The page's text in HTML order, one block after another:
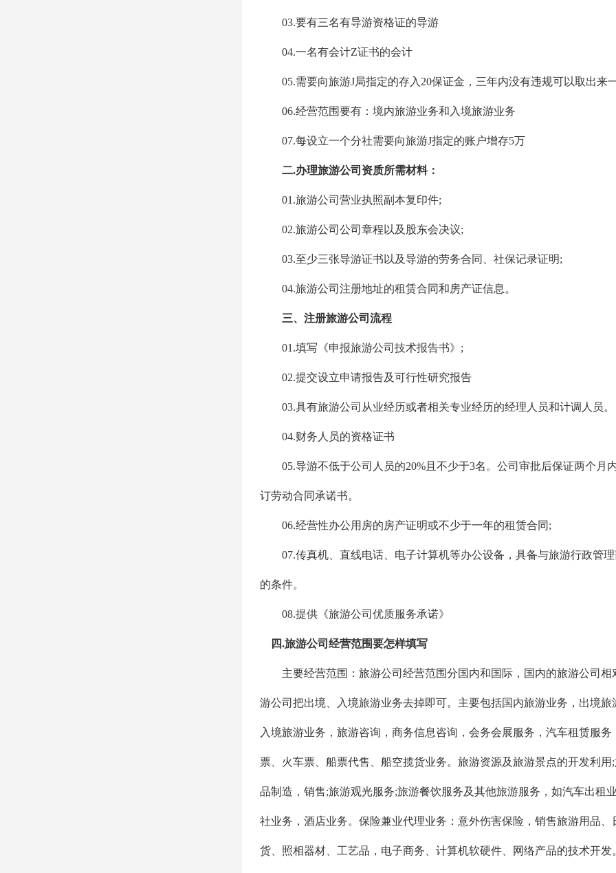
03.要有三名有导游资格证的导游
04.一名有会计Z证书的会计
05.需要向旅游J局指定的存入20保证金，三年内没有违规可以取出来
06.经营范围要有：境内旅游业务和入境旅游业务
07.每设立一个分社需要向旅游J指定的账户增存5万
二.办理旅游公司资质所需材料：
01.旅游公司营业执照副本复印件;
02.旅游公司公司章程以及股东会决议;
03.至少三张导游证书以及导游的劳务合同、社保记录证明;
04.旅游公司注册地址的租赁合同和房产证信息。
三、注册旅游公司流程
01.填写《申报旅游公司技术报告书》 ;
02.提交设立申请报告及可行性研究报告
03.具有旅游公司从业经历或者相关专业经历的经理人员和计调人员。
04.财务人员的资格证书
05.导游不低于公司人员的20%且不少于3名。公司审批后保证两个月
订劳动合同承诺书。
06.经营性办公用房的房产证明或不少于一年的租赁合同 ;
07.传真机、直线电话、电子计算机等办公设备，具备与旅游行政管
的条件。
08.提供《旅游公司优质服务承诺》
四.旅游公司经营范围要怎样填写
主要经营范围：旅游公司经营范围分国内和国际，国内的旅游公司相
游公司把出境、入境旅游业务去掉即可。主要包括国内旅游业务，出境旅
入境旅游业务，旅游咨询，商务信息咨询，会务会展服务，汽车租赁服务
票、火车票、船票代售、船空揽货业务。旅游资源及旅游景点的开发利用
品制造，销售;旅游观光服务;旅游餐饮服务及其他旅游服务，如汽车出租
社业务，酒店业务。保险兼业代理业务：意外伤害保险，销售旅游用品、
货、照相器材、工艺品，电子商务、计算机软硬件、网络产品的技术开发